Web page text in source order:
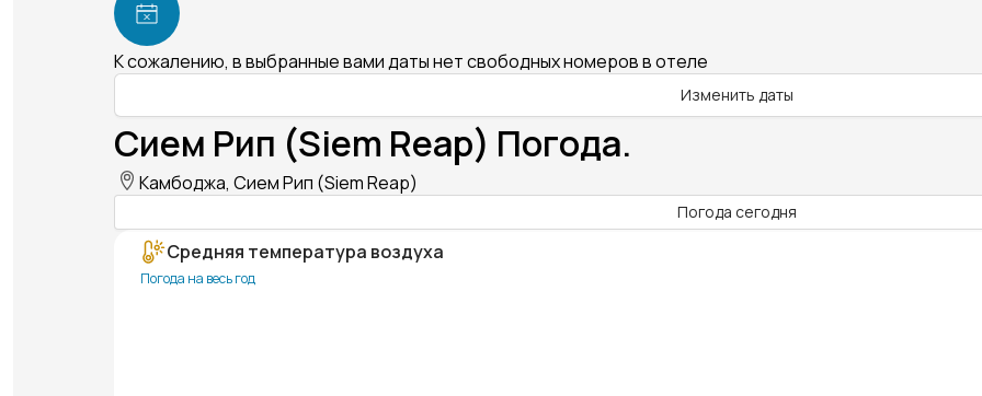
К сожалению, в выбранные вами даты нет свободных номеров в отеле
Изменить даты
Сием Рип (Siem Reap) Погода.
Камбоджа, Сием Рип (Siem Reap)
Погода сегодня
Средняя температура воздуха
Погода на весь год